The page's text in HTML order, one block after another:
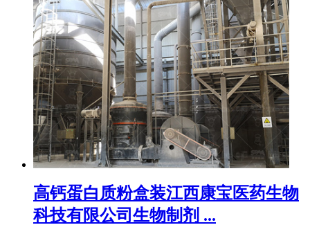
高钙蛋白质粉盒装江西康宝医药生物
科技有限公司生物制剂 ...